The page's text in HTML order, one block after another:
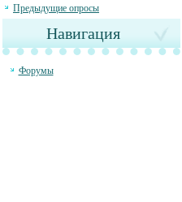
Предыдущие опросы
Навигация
Форумы